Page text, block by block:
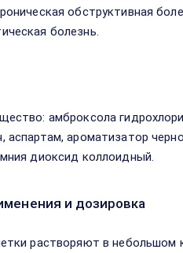
обструктивная
болезнь.
амброксола
аспартам, ароматизатор
диоксид коллоидный.
и дозировка
растворяют в небольшом